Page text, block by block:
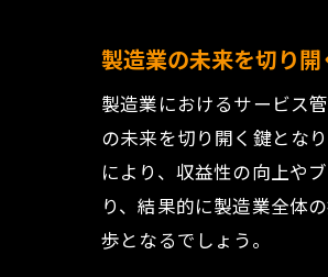
製造業の未来を切り
製造業におけるサービス
の未来を切り開く鍵とな
により、収益性の向上や
り、結果的に製造業全体
歩となるでしょう。